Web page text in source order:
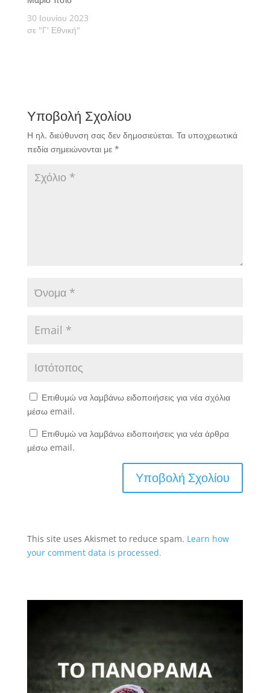
30 Ιουνίου 2023
σε "Γ' Εθνική"
Υποβολή Σχολίου
Η ηλ. διεύθυνση σας δεν δημοσιεύεται. Τα υποχρεωτικά
πεδία σημειώνονται με *
Επιθυμώ να λαμβάνω ειδοποιήσεις για νέα σχόλια
μέσω email.
Επιθυμώ να λαμβάνω ειδοποιήσεις για νέα άρθρα
μέσω email.
This site uses Akismet to reduce spam. Learn how
your comment data is processed.